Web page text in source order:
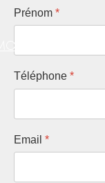
Prénom *
Téléphone *
Email *